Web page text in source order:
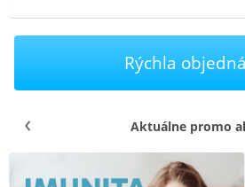
Rýchla
Aktuálne promo